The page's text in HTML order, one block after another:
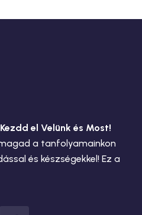
el Velünk és Most!
a tanfolyamainkon
és készségekkel! Ez a